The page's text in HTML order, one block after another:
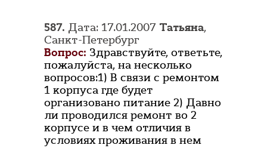
587. Дата: 17.01.2007 Татьяна,
Санкт-Петербург
Вопрос: Здравствуйте, ответьте,
пожалуйста, на несколько
вопросов:1) В связи с ремонтом
1 корпуса где будет
организовано питание 2) Давно
ли проводился ремонт во 2
корпусе и в чем отличия в
условиях проживания в нем